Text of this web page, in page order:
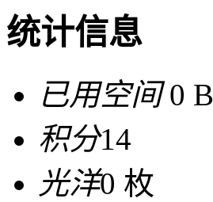
统计信息
已用空间0 B
积分14
光洋0 枚